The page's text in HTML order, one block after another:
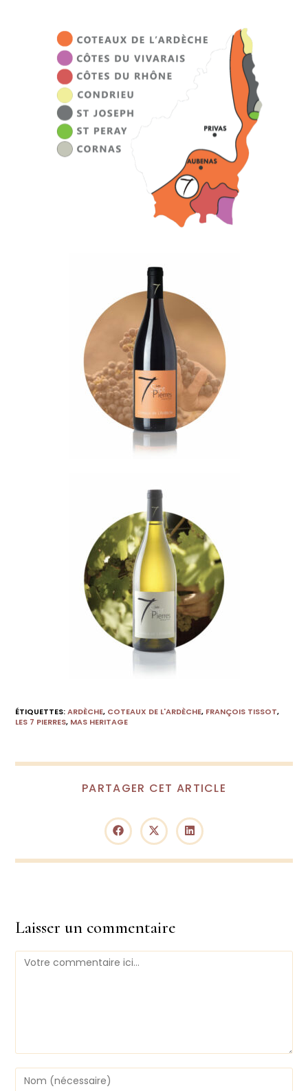
ÉTIQUETTES:ARDÈCHE, COTEAUX DE L'ARDÈCHE, FRANÇOIS TISSOT,
LES 7 PIERRES, MAS HERITAGE
PARTAGER CET ARTICLE
Laisser un commentaire